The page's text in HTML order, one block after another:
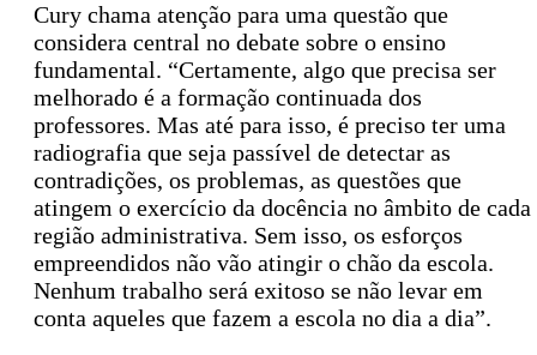
Cury chama atenção para uma questão que
considera central no debate sobre o ensino
fundamental. “Certamente, algo que precisa ser
melhorado é a formação continuada dos
professores. Mas até para isso, é preciso ter uma
radiografia que seja passível de detectar as
contradições, os problemas, as questões que
atingem o exercício da docência no âmbito de cada
região administrativa. Sem isso, os esforços
empreendidos não vão atingir o chão da escola.
Nenhum trabalho será exitoso se não levar em
conta aqueles que fazem a escola no dia a dia”.